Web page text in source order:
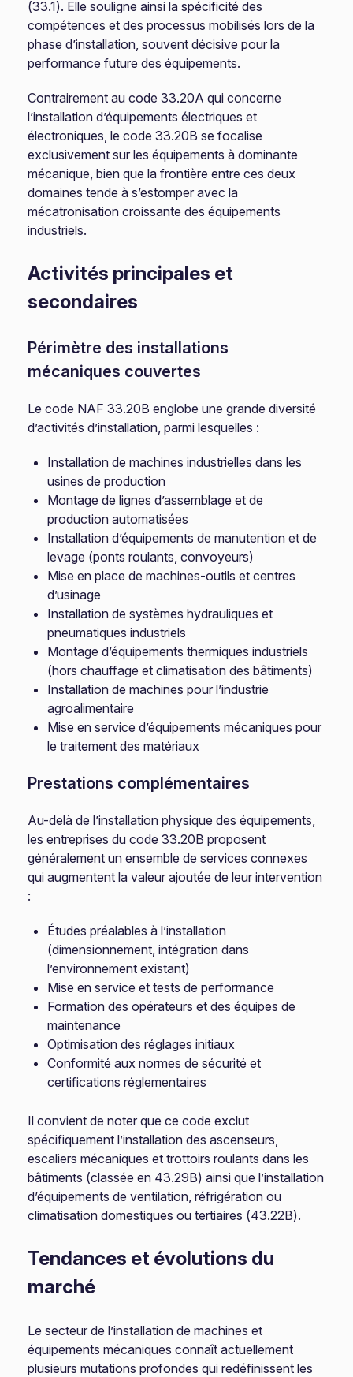
(33.1). Elle souligne ainsi la spécificité des
compétences et des processus mobilisés lors de la
phase d’installation, souvent décisive pour la
performance future des équipements.
Contrairement au code 33.20A qui concerne
l’installation d’équipements électriques et
électroniques, le code 33.20B se focalise
exclusivement sur les équipements à dominante
mécanique, bien que la frontière entre ces deux
domaines tende à s’estomper avec la
mécatronisation croissante des équipements
industriels.
Activités principales et
secondaires
Périmètre des installations
mécaniques couvertes
Le code NAF 33.20B englobe une grande diversité
d’activités d’installation, parmi lesquelles :
Installation de machines industrielles dans les
usines de production
Montage de lignes d’assemblage et de
production automatisées
Installation d’équipements de manutention et de
levage (ponts roulants, convoyeurs)
Mise en place de machines-outils et centres
d’usinage
Installation de systèmes hydrauliques et
pneumatiques industriels
Montage d’équipements thermiques industriels
(hors chauffage et climatisation des bâtiments)
Installation de machines pour l’industrie
agroalimentaire
Mise en service d’équipements mécaniques pour
le traitement des matériaux
Prestations complémentaires
Au-delà de l’installation physique des équipements,
les entreprises du code 33.20B proposent
généralement un ensemble de services connexes
qui augmentent la valeur ajoutée de leur intervention
:
Études préalables à l’installation
(dimensionnement, intégration dans
l’environnement existant)
Mise en service et tests de performance
Formation des opérateurs et des équipes de
maintenance
Optimisation des réglages initiaux
Conformité aux normes de sécurité et
certifications réglementaires
Il convient de noter que ce code exclut
spécifiquement l’installation des ascenseurs,
escaliers mécaniques et trottoirs roulants dans les
bâtiments (classée en 43.29B) ainsi que l’installation
d’équipements de ventilation, réfrigération ou
climatisation domestiques ou tertiaires (43.22B).
Tendances et évolutions du
marché
Le secteur de l’installation de machines et
équipements mécaniques connaît actuellement
plusieurs mutations profondes qui redéfinissent les